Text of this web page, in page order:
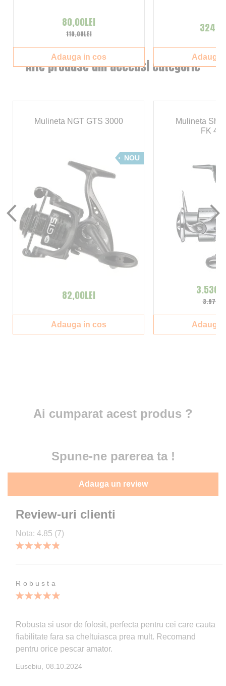
Review-uri clienti
Nota:4.85 (7)
Robusta
Robusta si usor de folosit, perfecta pentru cei care cauta
fiabilitate fara sa cheltuiasca prea mult. Recomand
pentru orice pescar amator.
Eusebiu, Publicata
08.10.2024
Ai cumparat acest produs ?
Spune-ne parerea ta !
Adauga un review
Alte produse din aceeasi categorie
Mulineta NGT GTS 3000
NOU
82,00LEI
Adauga in cos
Mulineta
FK
Adauga
110,00LEI
80,00LEI
Adauga in cos Adauga